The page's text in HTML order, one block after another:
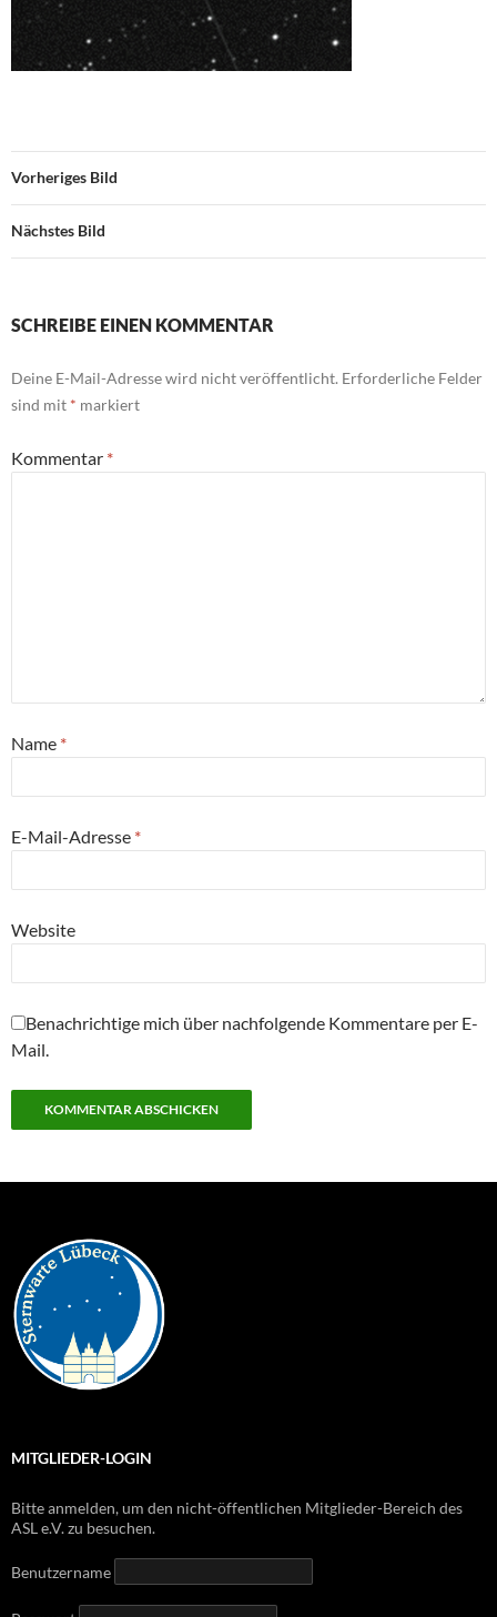
Vorheriges Bild
Nächstes Bild
SCHREIBE EINEN KOMMENTAR
Deine E-Mail-Adresse wird nicht veröffentlicht. Erforderliche Felder
sind mit * markiert
Kommentar *
Name *
E-Mail-Adresse *
Website
Benachrichtige mich über nachfolgende Kommentare per E-
Mail.
MITGLIEDER-LOGIN
Bitte anmelden, um den nicht-öffentlichen Mitglieder-Bereich des
ASL e.V. zu besuchen.
Benutzername